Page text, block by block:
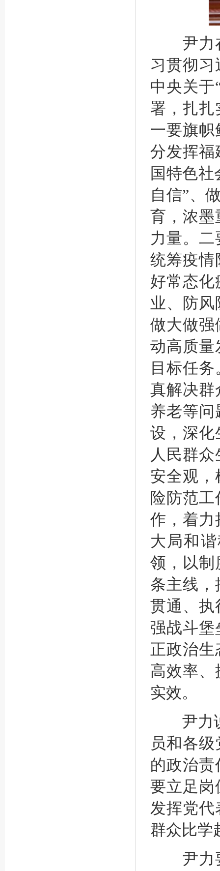
尹力在
习贯彻
中央关于
署，扎扎
一要旗帜
分发挥福
国特色
自信”、
育，浓墨
力量。二
统筹疫情
好常态化
业、防风
做大做强
动高质量
目标任
真解决群
养老等问
设，深化
人民群
安全观，
险防范
作，着力
大局和
领，以制
条主线，
贯通、执
强战斗堡
正政治
高效率、
实效。
尹力说
员和各
的政治
要立足岗
发挥党代
群众比学
尹力要